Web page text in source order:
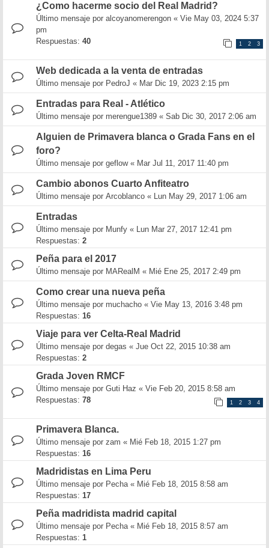
¿Como hacerme socio del Real Madrid?
Último mensaje por alcoyanomerengon « Vie May 03, 2024 5:37
pm
Respuestas: 40 1 2 3
Web dedicada a la venta de entradas
Último mensaje por PedroJ « Mar Dic 19, 2023 2:15 pm
Entradas para Real - Atlético
Último mensaje por merengue1389 « Sab Dic 30, 2017 2:06 am
Alguien de Primavera blanca o Grada Fans en el
foro?
Último mensaje por geflow« Mar Jul 11, 2017 11:40 pm
Cambio abonos Cuarto Anfiteatro
Último mensaje por Arcoblanco « Lun May 29, 2017 1:06 am
Entradas
Último mensaje por Munfy « Lun Mar 27, 2017 12:41 pm
Respuestas: 2
Peña para el 2017
Último mensaje por MARealM « Mié Ene 25, 2017 2:49 pm
Como crear una nueva peña
Último mensaje por muchacho « Vie May 13, 2016 3:48 pm
Respuestas: 16
Viaje para ver Celta-Real Madrid
Último mensaje por degas « Jue Oct 22, 2015 10:38 am
Respuestas: 2
Grada Joven RMCF
Último mensaje por Guti Haz « Vie Feb 20, 2015 8:58 am
Respuestas: 78 1 2 3 4
Primavera Blanca.
Último mensaje por zam « Mié Feb 18, 2015 1:27 pm
Respuestas: 16
Madridistas en Lima Peru
Último mensaje por Pecha« Mié Feb 18, 2015 8:58 am
Respuestas: 17
Peña madridista madrid capital
Último mensaje por Pecha« Mié Feb 18, 2015 8:57 am
Respuestas: 1